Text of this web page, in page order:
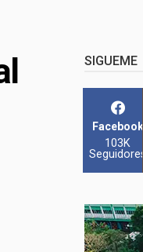
SIGUEME
Facebook
103K
Seguidores